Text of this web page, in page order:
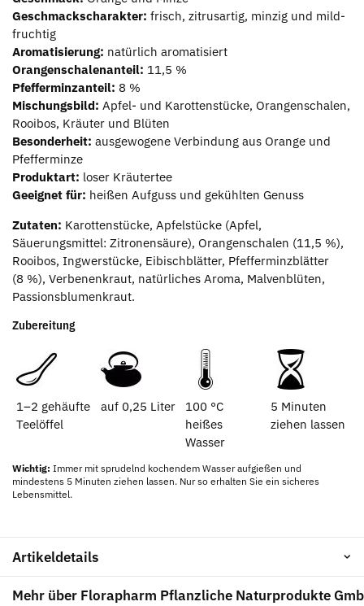
Geschmackscharakter: frisch, zitrusartig, minzig und mild-
fruchtig
Aromatisierung: natürlich aromatisiert
Orangenschalenanteil: 11,5 %
Pfefferminzanteil: 8 %
Mischungsbild: Apfel- und Karottenstücke, Orangenschalen,
Rooibos, Kräuter und Blüten
Besonderheit: ausgewogene Verbindung aus Orange und
Pfefferminze
Produktart: loser Kräutertee
Geeignet für: heißen Aufguss und gekühlten Genuss
Zutaten: Karottenstücke, Apfelstücke (Apfel,
Säuerungsmittel: Zitronensäure), Orangenschalen (11,5 %),
Rooibos, Ingwerstücke, Eibischblätter, Pfefferminzblätter
(8 %), Verbenenkraut, natürliches Aroma, Malvenblüten,
Passionsblumenkraut.
Zubereitung
1–2 gehäufte
Teelöffel
auf 0,25 Liter
100 °C
heißes
Wasser
5 Minuten
ziehen lassen
Wichtig: Immer mit sprudelnd kochendem Wasser aufgießen und
mindestens 5 Minuten ziehen lassen. Nur so erhalten Sie ein sicheres
Lebensmittel.
Artikeldetails
Mehr über Florapharm Pflanzliche Naturprodukte